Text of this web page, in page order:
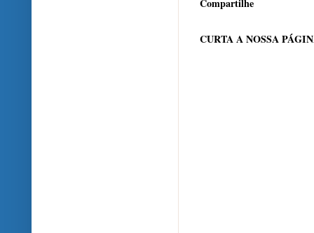
CURTA A NOSSA